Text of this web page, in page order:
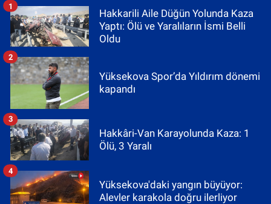
Hakkarili Aile Düğün Yolunda Kaza
Yaptı: Ölü ve Yaralıların İsmi Belli
Oldu
1
Yüksekova Spor’da Yıldırım dönemi
kapandı
2
Hakkâri-Van Karayolunda Kaza: 1
Ölü, 3 Yaralı
3
Yüksekova'daki yangın büyüyor:
Alevler karakola doğru ilerliyor
4